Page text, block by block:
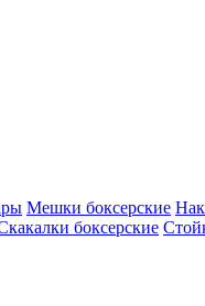
Мешки боксерские
боксерские